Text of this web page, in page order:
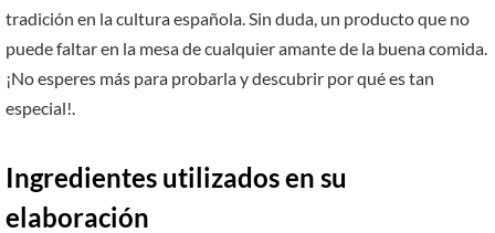
tradición en la cultura española. Sin duda, un producto que no
puede faltar en la mesa de cualquier amante de la buena comida.
¡No esperes más para probarla y descubrir por qué es tan
especial!.
Ingredientes utilizados en su
elaboración